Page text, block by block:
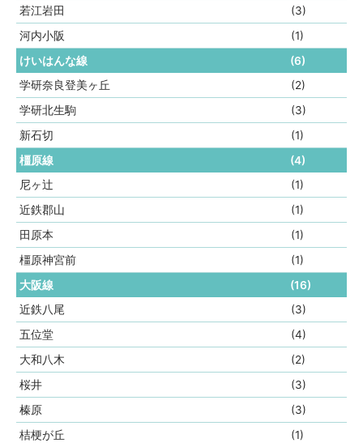
若江岩田
(3)
河内小阪
(1)
けいはんな線
(6)
学研奈良登美ヶ丘
(2)
学研北生駒
(3)
新石切
(1)
橿原線
(4)
尼ヶ辻
(1)
近鉄郡山
(1)
田原本
(1)
橿原神宮前
(1)
大阪線
(16)
近鉄八尾
(3)
五位堂
(4)
大和八木
(2)
桜井
(3)
榛原
(3)
桔梗が丘
(1)